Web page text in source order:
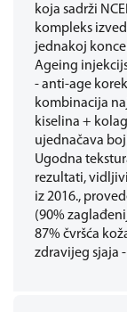
koja sadrži
kompleks
jednakoj
Ageing
- anti-age
kombinacija
kiselina +
ujednačava
Ugodna
rezultati,
iz 2016.,
(90%
87% čvršća
zdravijeg sjaja